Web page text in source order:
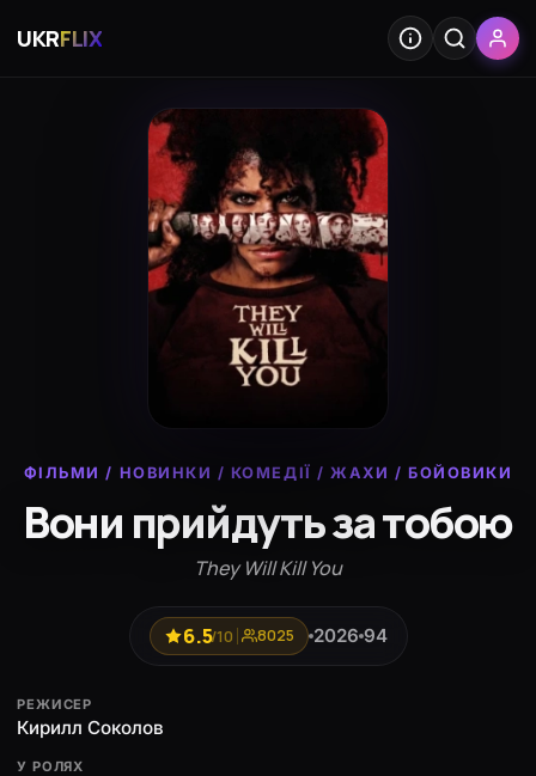
UKRFLIX
ФІЛЬМИ / НОВИНКИ / КОМЕДІЇ /ЖАХИ /БОЙОВИКИ
Вони прийдуть за тобою
They Will Kill You
6.5/10 8025 2026 94
РЕЖИСЕР
Кирилл Соколов
У РОЛЯХ